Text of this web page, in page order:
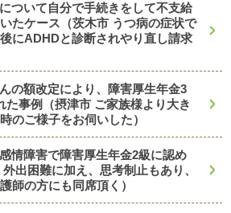
ついて自分で手続きをして不支給
たケース（茨木市 うつ病の症状で
にADHDと診断されやり直し請求
の額改定により、障害厚生年金3
た事例（摂津市 ご家族様より大き
のご様子をお伺いした）
情障害で障害厚生年金2級に認め
出困難に加え、思考制止もあり、
師の方にも同席頂く）